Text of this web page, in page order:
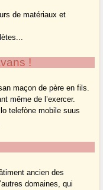
de matériaux et
!
maçon de père en fils.
même de l’exercer.
telefòne mobile suus
ancien des
domaines, qui